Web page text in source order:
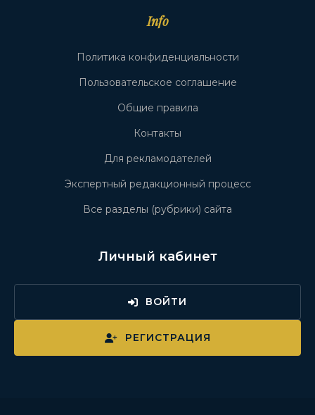
Info
Политика конфиденциальности
Пользовательское соглашение
Общие правила
Контакты
Для рекламодателей
Экспертный редакционный процесс
Все разделы (рубрики) сайта
Личный кабинет
ВОЙТИ
РЕГИСТРАЦИЯ